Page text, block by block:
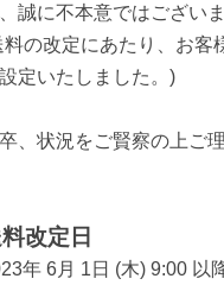
誠に不本意ではござい
料の改定にあたり、お客
定いたしました。)
、状況をご賢察の上ご
改定日
年 6月 1日 (木) 9:00 以